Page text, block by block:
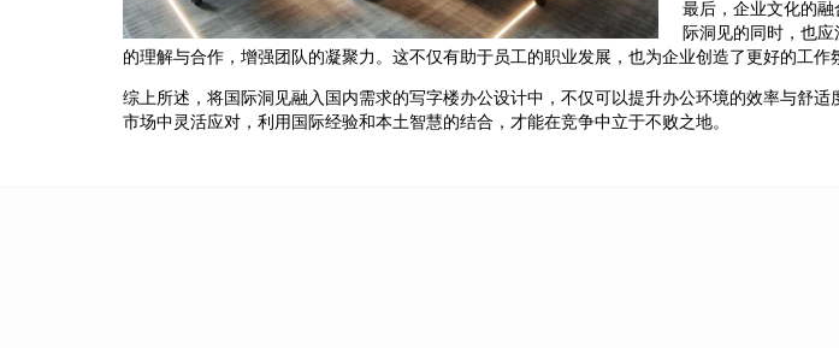
最后，企业文化的
际洞见的同时，也
的理解与合作，增强团队的凝聚力。这不仅有助于员工的职业发展，也为企业创造了更好的工作
综上所述，将国际洞见融入国内需求的写字楼办公设计中，不仅可以提升办公环境的效率与舒
市场中灵活应对，利用国际经验和本土智慧的结合，才能在竞争中立于不败之地。